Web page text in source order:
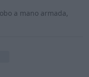
a mano armada,